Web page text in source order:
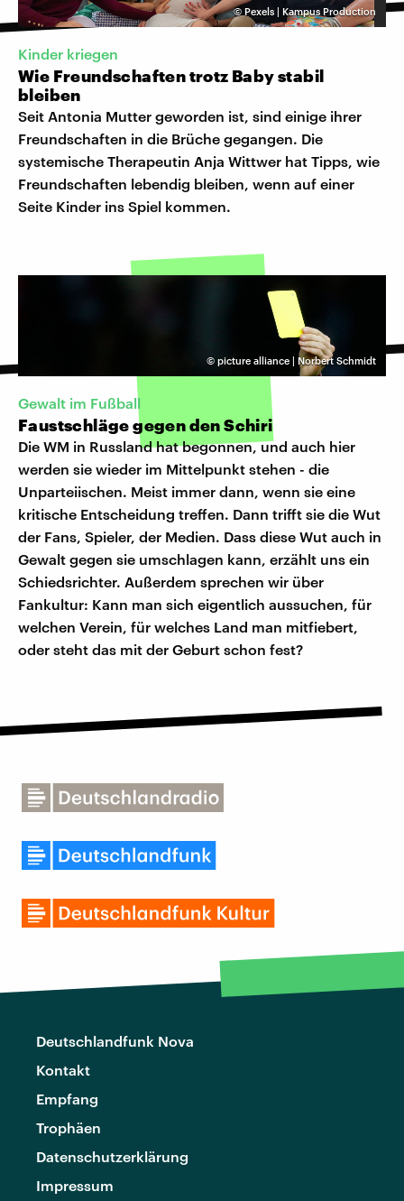
© Pexels | Kampus Production
Kinder kriegen
Wie Freundschaften trotz Baby stabil
bleiben
Seit Antonia Mutter geworden ist, sind einige ihrer
Freundschaften in die Brüche gegangen. Die
systemische Therapeutin Anja Wittwer hat Tipps, wie
Freundschaften lebendig bleiben, wenn auf einer
Seite Kinder ins Spiel kommen.
© picture alliance | Norbert Schmidt
Gewalt im Fußball
Faustschläge gegen den Schiri
Die WM in Russland hat begonnen, und auch hier
werden sie wieder im Mittelpunkt stehen - die
Unparteiischen. Meist immer dann, wenn sie eine
kritische Entscheidung treffen. Dann trifft sie die Wut
der Fans, Spieler, der Medien. Dass diese Wut auch in
Gewalt gegen sie umschlagen kann, erzählt uns ein
Schiedsrichter. Außerdem sprechen wir über
Fankultur: Kann man sich eigentlich aussuchen, für
welchen Verein, für welches Land man mitfiebert,
oder steht das mit der Geburt schon fest?
Deutschlandfunk Nova
Kontakt
Empfang
Trophäen
Datenschutzerklärung
Impressum